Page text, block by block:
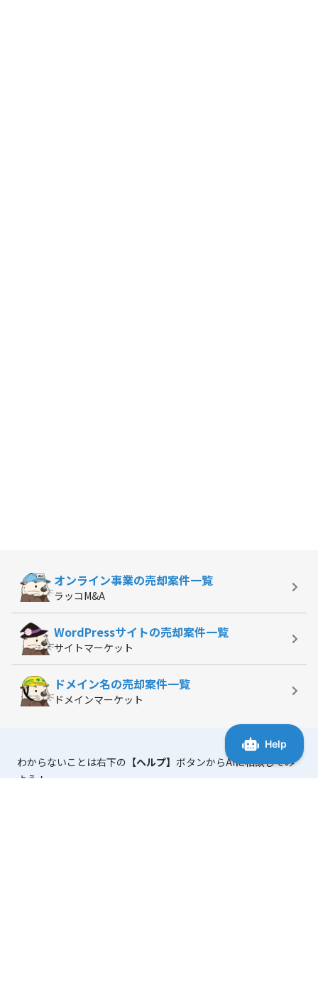
オンライン事業の売却案件一覧
ラッコM&A
WordPressサイトの売却案件一覧
サイトマーケット
ドメイン名の売却案件一覧
ドメインマーケット
わからないことは右下の 【ヘルプ】 ボタンからAIに相談してみ
よう！